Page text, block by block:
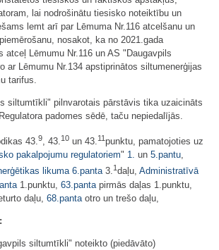
lai nodrošinātu tiesisko noteiktību un
lemt arī par Lēmuma Nr.116 atcelšanu un
nosakot, ka no 2021.gada
atceļ Lēmumu Nr.116 un AS "Daugavpils
ar Lēmumu Nr.134 apstiprinātos siltumenerģijas
tarifus.
siltumtīkli" pilnvarotais pārstāvis tika uzaicināts
padomes sēdē, taču nepiedalījās.
43.9, 43.10 un 43.11punktu, pamatojoties uz
pakalpojumu regulatoriem" 1. un 5.pantu,
likuma 6.panta3.1 daļu, Administratīvā
1.punktu, 63.panta pirmās daļas 1.punktu,
daļu, 68.panta otro un trešo daļu,
siltumtīkli" noteikto (piedāvāto)